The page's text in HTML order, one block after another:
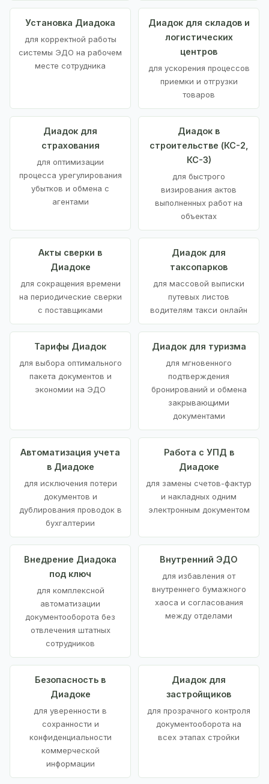
Установка Диадока
для корректной работы
системы ЭДО на рабочем
месте сотрудника
Диадок для складов и
логистических
центров
для ускорения процессов
приемки и отгрузки
товаров
Диадок для
страхования
для оптимизации
процесса урегулирования
убытков и обмена с
агентами
Диадок в
строительстве (КС-2,
КС-3)
для быстрого
визирования актов
выполненных работ на
объектах
Акты сверки в
Диадоке
для сокращения времени
на периодические сверки
с поставщиками
Диадок для
таксопарков
для массовой выписки
путевых листов
водителям такси онлайн
Тарифы Диадок
для выбора оптимального
пакета документов и
экономии на ЭДО
Диадок для туризма
для мгновенного
подтверждения
бронирований и обмена
закрывающими
документами
Автоматизация учета
в Диадоке
для исключения потери
документов и
дублирования проводок в
бухгалтерии
Работа с УПД в
Диадоке
для замены счетов-фактур
и накладных одним
электронным документом
Внедрение Диадока
под ключ
для комплексной
автоматизации
документооборота без
отвлечения штатных
сотрудников
Внутренний ЭДО
для избавления от
внутреннего бумажного
хаоса и согласования
между отделами
Безопасность в
Диадоке
для уверенности в
сохранности и
конфиденциальности
коммерческой
информации
Диадок для
застройщиков
для прозрачного контроля
документооборота на
всех этапах стройки